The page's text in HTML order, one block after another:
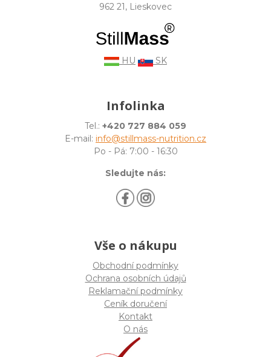
962 21, Lieskovec
HU SK
Infolinka
Tel.: +420 727 884 059
E-mail: info@stillmass-nutrition.cz
Po - Pá: 7:00 - 16:30
Sledujte nás:
Vše o nákupu
Obchodní podmínky
Ochrana osobních údajů
Reklamační podmínky
Ceník doručení
Kontakt
O nás